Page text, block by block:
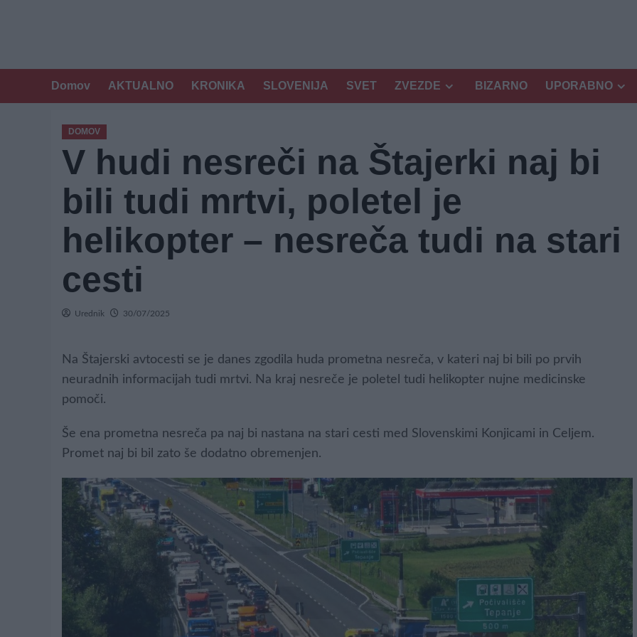
Domov AKTUALNO KRONIKA SLOVENIJA SVET ZVEZDE BIZARNO UPORABNO
DOMOV
V hudi nesreči na Štajerki naj bi
bili tudi mrtvi, poletel je
helikopter – nesreča tudi na stari
cesti
Urednik 30/07/2025
Na Štajerski avtocesti se je danes zgodila huda prometna nesreča, v kateri naj bi bili po prvih
neuradnih informacijah tudi mrtvi. Na kraj nesreče je poletel tudi helikopter nujne medicinske
pomoči.
Še ena prometna nesreča pa naj bi nastana na stari cesti med Slovenskimi Konjicami in Celjem.
Promet naj bi bil zato še dodatno obremenjen.